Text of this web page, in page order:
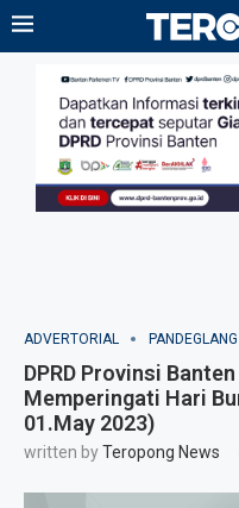
ADVERTORIAL PANDEGLANG
DPRD Provinsi
Memperingati Hari
01.May 2023)
written byTeropong News